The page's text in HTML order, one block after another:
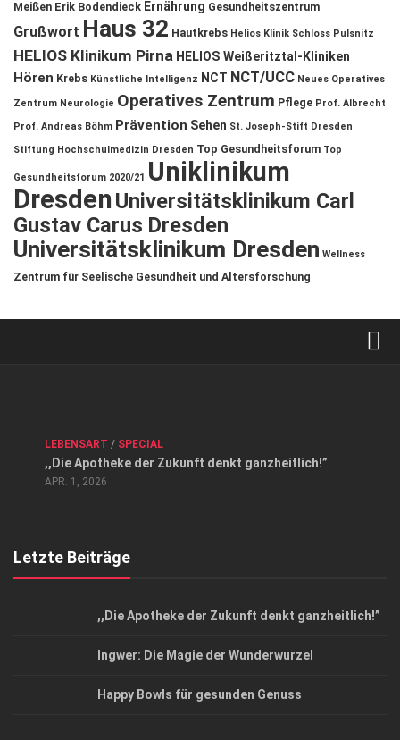
Meißen Erik Bodendieck Ernährung Gesundheitszentrum
Grußwort Haus 32 Hautkrebs Helios Klinik Schloss Pulsnitz
HELIOS Klinikum Pirna HELIOS Weißeritztal-Kliniken
Hören Krebs Künstliche Intelligenz NCT NCT/UCC Neues Operatives
Zentrum Neurologie Operatives Zentrum Pflege Prof. Albrecht
Prof. Andreas Böhm Prävention Sehen St. Joseph-Stift Dresden
Stiftung Hochschulmedizin Dresden Top Gesundheitsforum Top
Gesundheitsforum 2020/21 Uniklinikum
DresdenUniversitätsklinikum Carl
Gustav Carus Dresden
Universitätsklinikum Dresden Wellness
Zentrum für Seelische Gesundheit und Altersforschung
Datenschutzerklärung
Top Magazin Dresden / Ostsachsen
LEBENSART / SPECIAL
,,Die Apotheke der Zukunft denkt ganzheitlich!”
APR. 1, 2026
Letzte Beiträge
,,Die Apotheke der Zukunft denkt ganzheitlich!”
Ingwer: Die Magie der Wunderwurzel
Happy Bowls für gesunden Genuss